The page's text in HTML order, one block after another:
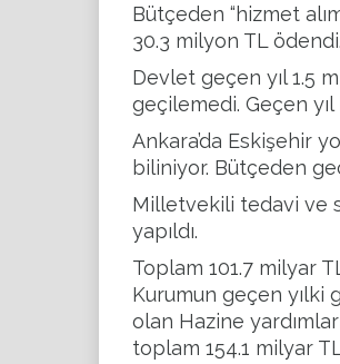
Bütçeden “hizmet
30.3 milyon TL ödendi.
Devlet geçen yıl 1.5
geçilemedi. Geçen
Ankara’da Eskişehir
biliniyor. Bütçeden
Milletvekili tedavi ve
yapıldı.
Toplam 101.7 milyar
Kurumun geçen yılki
olan Hazine
toplam 154.1 milyar TL